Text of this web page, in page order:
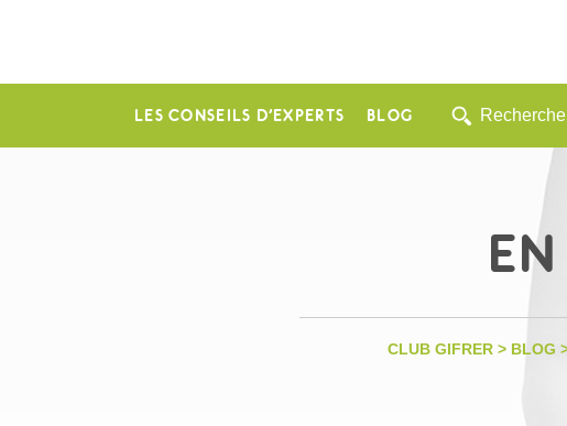
LES CONSEILS D’EXPERTS BLOG
CLUB GIFRER> BLOG